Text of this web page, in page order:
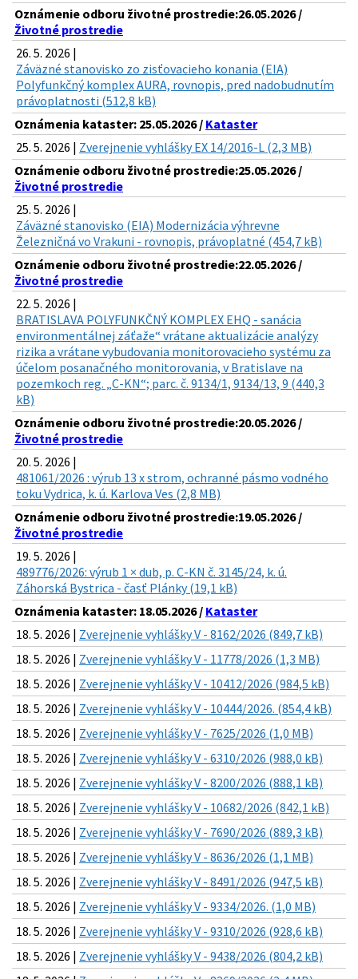
Oznámenie odboru životné prostredie:26.05.2026 /
Životné prostredie
26. 5. 2026 |
Záväzné stanovisko zo zisťovacieho konania (EIA)
Polyfunkčný komplex AURA, rovnopis, pred nadobudnutím
právoplatnosti (512,8 kB)
Oznámenia kataster: 25.05.2026 / Kataster
25. 5. 2026 | Zverejnenie vyhlášky EX 14/2016-L (2,3 MB)
Oznámenie odboru životné prostredie:25.05.2026 /
Životné prostredie
25. 5. 2026 |
Záväzné stanovisko (EIA) Modernizácia výhrevne
Železničná vo Vrakuni - rovnopis, právoplatné (454,7 kB)
Oznámenie odboru životné prostredie:22.05.2026 /
Životné prostredie
22. 5. 2026 |
BRATISLAVA POLYFUNKČNÝ KOMPLEX EHQ - sanácia
environmentálnej záťaže“ vrátane aktualizácie analýzy
rizika a vrátane vybudovania monitorovacieho systému za
účelom posanačného monitorovania, v Bratislave na
pozemkoch reg. „C-KN“; parc. č. 9134/1, 9134/13, 9 (440,3
kB)
Oznámenie odboru životné prostredie:20.05.2026 /
Životné prostredie
20. 5. 2026 |
481061/2026 : výrub 13 x strom, ochranné pásmo vodného
toku Vydrica, k. ú. Karlova Ves (2,8 MB)
Oznámenie odboru životné prostredie:19.05.2026 /
Životné prostredie
19. 5. 2026 |
489776/2026: výrub 1 × dub, p. C-KN č. 3145/24, k. ú.
Záhorská Bystrica - časť Plánky (19,1 kB)
Oznámenia kataster: 18.05.2026 / Kataster
18. 5. 2026 | Zverejnenie vyhlášky V - 8162/2026 (849,7 kB)
18. 5. 2026 | Zverejnenie vyhlášky V - 11778/2026 (1,3 MB)
18. 5. 2026 | Zverejnenie vyhlášky V - 10412/2026 (984,5 kB)
18. 5. 2026 | Zverejnenie vyhlášky V - 10444/2026. (854,4 kB)
18. 5. 2026 | Zverejnenie vyhlášky V - 7625/2026 (1,0 MB)
18. 5. 2026 | Zverejnenie vyhlášky V - 6310/2026 (988,0 kB)
18. 5. 2026 | Zverejnenie vyhlášky V - 8200/2026 (888,1 kB)
18. 5. 2026 | Zverejnenie vyhlášky V - 10682/2026 (842,1 kB)
18. 5. 2026 | Zverejnenie vyhlášky V - 7690/2026 (889,3 kB)
18. 5. 2026 | Zverejnenie vyhlášky V - 8636/2026 (1,1 MB)
18. 5. 2026 | Zverejnenie vyhlášky V - 8491/2026 (947,5 kB)
18. 5. 2026 | Zverejnenie vyhlášky V - 9334/2026. (1,0 MB)
18. 5. 2026 | Zverejnenie vyhlášky V - 9310/2026 (928,6 kB)
18. 5. 2026 | Zverejnenie vyhlášky V - 9438/2026 (804,2 kB)